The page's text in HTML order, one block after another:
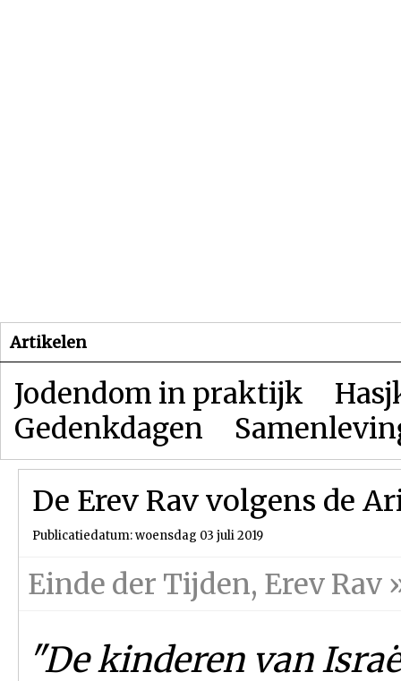
Artikelen
Jodendom in praktijk
Gedenkdagen
De Erev Rav volgens de
Publicatiedatum: woensdag 03 juli 2019
Einde der Tijden, Erev Rav
"De kinderen van